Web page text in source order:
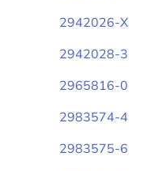
2942026-X
2942028-3
2965816-0
2983574-4
2983575-6